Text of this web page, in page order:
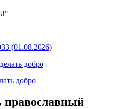
(01.08.2026)
добро
православный